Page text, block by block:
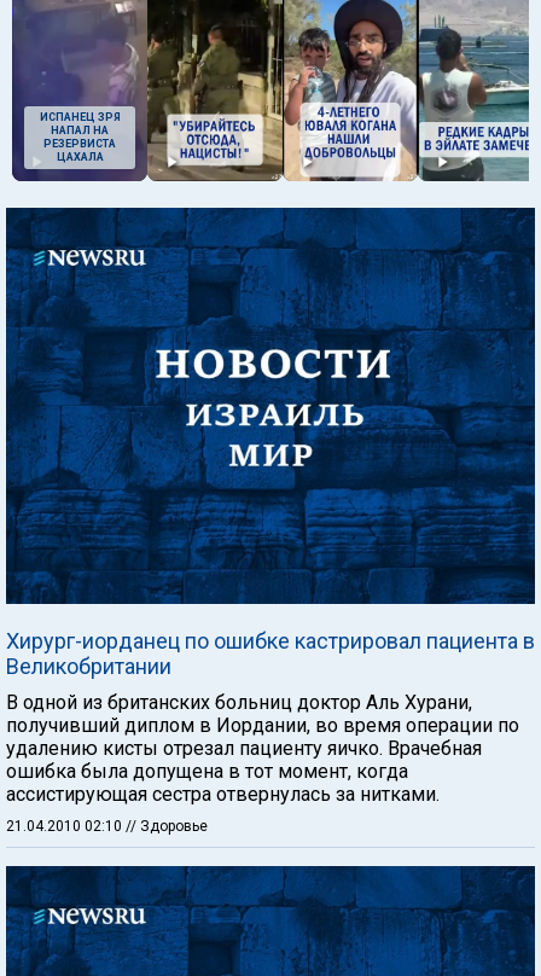
ИСПАНЕЦ ЗРЯ
НАПАЛ НА
РЕЗЕРВИСТА
ЦАХАЛА
Хирург-иорданец по ошибке кастрировал пациента в
Великобритании
В одной из британских больниц доктор Аль Хурани,
получивший диплом в Иордании, во время операции по
удалению кисты отрезал пациенту яичко. Врачебная
ошибка была допущена в тот момент, когда
ассистирующая сестра отвернулась за нитками.
21.04.2010 02:10 // Здоровье